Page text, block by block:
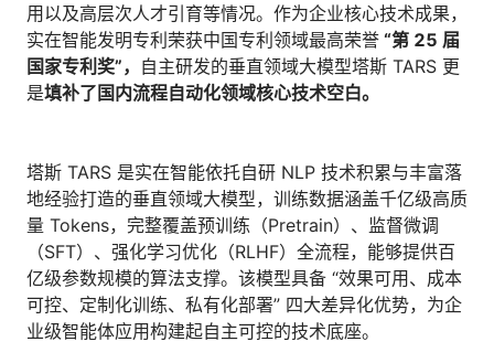
用以及高层次人才引育等情况。作为企业核心技术成果，
实在智能发明专利荣获中国专利领域最高荣誉 “第 25 届
国家专利奖”， 自主研发的垂直领域大模型塔斯 TARS 更
是填补了国内流程自动化领域核心技术空白。
塔斯 TARS 是实在智能依托自研 NLP 技术积累与丰富落
地经验打造的垂直领域大模型，训练数据涵盖千亿级高质
量 Tokens，完整覆盖预训练（Pretrain）、监督微调
（SFT）、强化学习优化（RLHF）全流程，能够提供百
亿级参数规模的算法支撑。该模型具备 “效果可用、成本
可控、定制化训练、私有化部署” 四大差异化优势，为企
业级智能体应用构建起自主可控的技术底座。